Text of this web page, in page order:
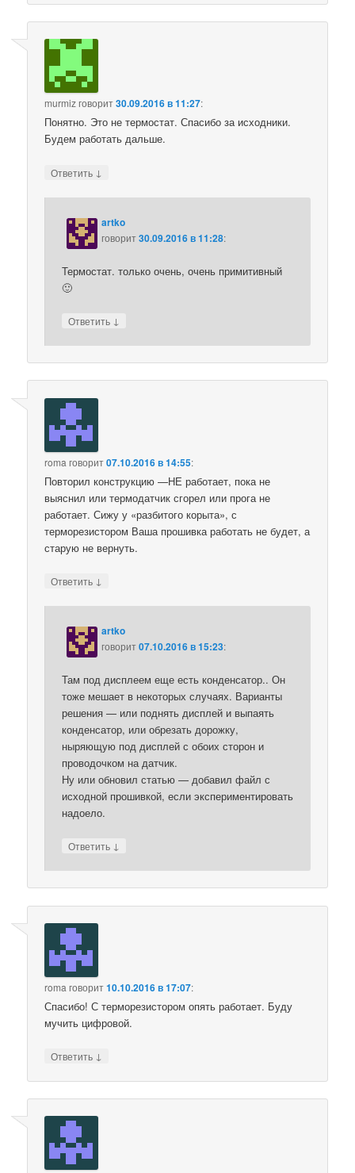
murmizговорит30.09.2016 в 11:27:
Понятно. Это не термостат. Спасибо за исходники.
Будем работать дальше.
Ответить ↓
artko
говорит30.09.2016 в 11:28:
Термостат. только очень, очень примитивный
🙂
Ответить ↓
roma говорит07.10.2016 в 14:55:
Повторил конструкцию —НЕ работает, пока не
выяснил или термодатчик сгорел или прога не
работает. Сижу у «разбитого корыта», с
терморезистором Ваша прошивка работать не будет, а
старую не вернуть.
Ответить ↓
artko
говорит07.10.2016 в 15:23:
Там под дисплеем еще есть конденсатор.. Он
тоже мешает в некоторых случаях. Варианты
решения — или поднять дисплей и выпаять
конденсатор, или обрезать дорожку,
ныряющую под дисплей с обоих сторон и
проводочком на датчик.
Ну или обновил статью — добавил файл с
исходной прошивкой, если экспериментировать
надоело.
Ответить ↓
roma говорит10.10.2016 в 17:07:
Спасибо! С терморезистором опять работает. Буду
мучить цифровой.
Ответить ↓